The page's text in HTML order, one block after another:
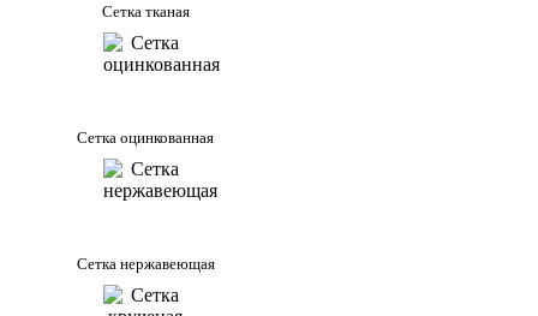
Сетка тканая
Сетка оцинкованная
Сетка нержавеющая